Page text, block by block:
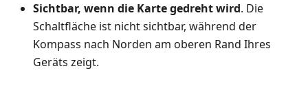
Sichtbar, wenn die Karte gedreht wird. Die
Schaltfläche ist nicht sichtbar, während der
Kompass nach Norden am oberen Rand Ihres
Geräts zeigt.